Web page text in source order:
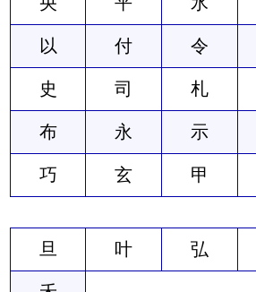
以 付 令
史 司 札
布 永 示
巧 玄 甲
旦 叶 弘